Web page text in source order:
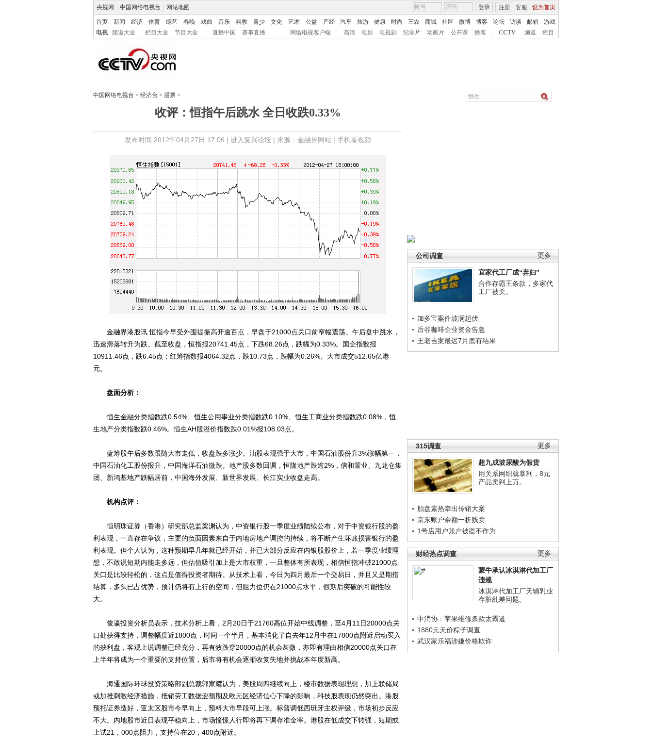
央视网 中国网络电视台 网站地图 客服 设为首页
登录 注册
首页 新闻 经济 体育 综艺 春晚 戏曲 音乐 科教 青少 文化 艺术 公益 产经 汽车 旅游 健康 时尚 三农 商城 社区 微博 博客 论坛 访谈 邮箱
游戏
电视
频道大全 栏目大全 节目大全 直播中国 赛事直播 网络电视客户端 高清 电影 电视剧 纪录片 动画片 公开课 播客 CCTV 频道 栏目
中国网络电视台 > 经济台 > 股票 >
收评：恒指午后跳水 全日收跌0.33%
发布时间:2012年04月27日 17:06 | 进入复兴论坛| 来源：金融界网站 | 手机看视频
更多
公司调查
宜家代工厂成“弃妇”
合作存霸王条款，多家代
工厂被关。
加多宝案件波澜起伏
后谷咖啡企业资金告急
王老吉案最迟7月底有结果
更多
315调查
超九成玻尿酸为假货
用关系网织就暴利，8元
产品卖到上万。
胎盘素热牵出传销大案
京东账户余额一折贱卖
1号店用户账户被盗不作为
更多
财经热点调查
蒙牛承认冰淇淋代加工厂
违规
冰淇淋代加工厂天辅乳业
存脏乱差问题。
中消协：苹果维修条款太霸道
1880元天价粽子调查
武汉家乐福涉嫌价格欺诈
金融界港股讯 恒指今早受外围提振高开逾百点，早盘于21000点关口前窄幅震荡。午后盘中跳水，
迅速滑落转升为跌。截至收盘，恒指报20741.45点，下跌68.26点，跌幅为0.33%。国企指数报
10911.46点，跌6.45点；红筹指数报4064.32点，跌10.73点，跌幅为0.26%。大市成交512.65亿港
元。
盘面分析：
恒生金融分类指数跌0.54%、恒生公用事业分类指数跌0.10%、恒生工商业分类指数跌0.08%，恒
生地产分类指数跌0.46%。恒生AH股溢价指数跌0.01%报108.03点。
蓝筹股午后多数跟随大市走低，收盘跌多涨少。油股表现强于大市，中国石油股份升3%涨幅第一，
中国石油化工股份报升，中国海洋石油微跌。地产股多数回调，恒隆地产跌逾2%，信和置业、九龙仓集
团、新鸿基地产跌幅居前，中国海外发展、新世界发展、长江实业收盘走高。
机构点评：
恒明珠证券（香港）研究部总监梁渊认为，中资银行股一季度业绩陆续公布，对于中资银行股的盈
利表现，一直存在争议，主要的负面因素来自于内地房地产调控的持续，将不断产生坏账损害银行的盈
利表现。但个人认为，这种预期早几年就已经开始，并已大部分反应在内银股股价上，若一季度业绩理
想，不敢说短期内能走多远，但估值吸引加上是大市权重，一旦整体有所表现，相信恒指冲破21000点
关口是比较轻松的，这点是值得投资者期待。从技术上看，今日为四月最后一个交易日，并且又是期指
结算，多头已占优势，预计仍将有上行的空间，但阻力位仍在21000点水平，假期后突破的可能性较
大。
俊瀛投资分析员表示，技术分析上看，2月20日于21760高位开始中线调整，至4月11日20000点关
口处获得支持，调整幅度近1800点，时间一个半月，基本消化了自去年12月中在17800点附近启动买入
的获利盘，客观上说调整已经充分，再有效跌穿20000点的机会甚微，亦即有理由相信20000点关口在
上半年将成为一个重要的支持位置，后市将有机会逐渐收复失地并挑战本年度新高。
海通国际环球投资策略部副总裁郭家耀认为，美股周四继续向上，楼市数据表现理想，加上联储局
或加推刺激经济措施，抵销劳工数据逊预期及欧元区经济信心下降的影响，科技股表现仍然突出。港股
预托证券造好，亚太区股市今早向上，预料大市早段可上涨。标普调低西班牙主权评级，市场初步反应
不大。内地股市近日表现平稳向上，市场憧憬人行即将再下调存准金率。港股在低成交下转强，短期或
上试21，000点阻力，支持位在20，400点附近。